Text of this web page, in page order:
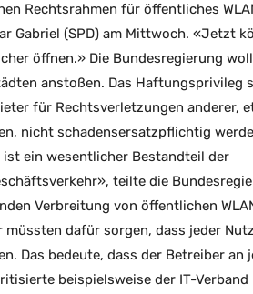
Rechtsrahmen für öffentliches
Gabriel (SPD) am Mittwoch. «Jetzt
öffnen.» Die Bundesregierung
anstoßen. Das Haftungsprivileg
für Rechtsverletzungen anderer,
nicht schadensersatzpflichtig
ein wesentlicher Bestandteil der
teilte die
Verbreitung von öffentlichen
dafür sorgen, dass jeder
Das bedeute, dass der Betreiber an
beispielsweise der IT-Verband